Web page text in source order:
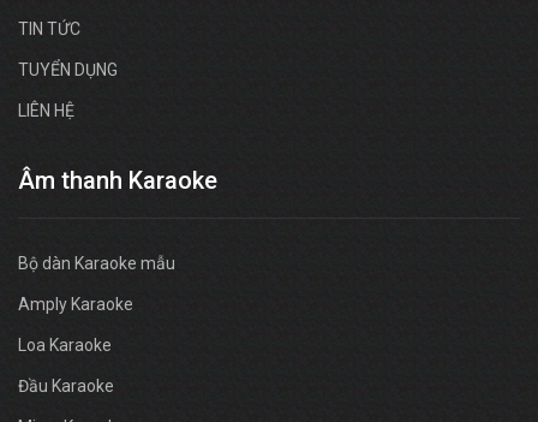
TIN TỨC
TUYỂN DỤNG
LIÊN HỆ
Âm thanh Karaoke
Bộ dàn Karaoke mẫu
Amply Karaoke
Loa Karaoke
Đầu Karaoke